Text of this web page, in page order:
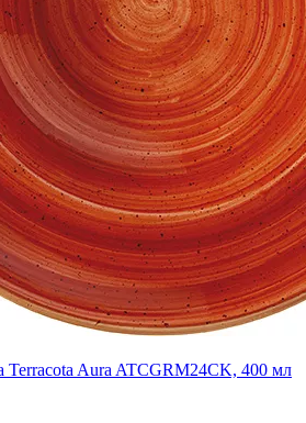
Terracota Aura ATCGRM24CK, 400 мл